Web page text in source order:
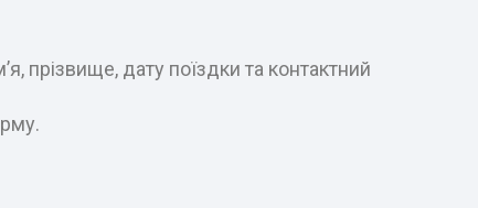
прізвище, дату поїздки та контактний